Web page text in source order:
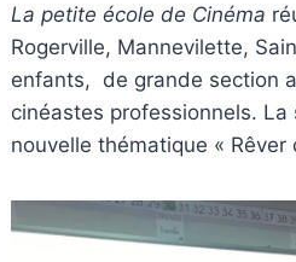
La petite école de Cinéma
Rogerville, Mannevilette,
enfants, de grande section
cinéastes professionnels. La
nouvelle thématique «